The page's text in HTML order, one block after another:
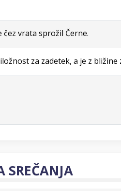
vrata sprožil Černe.
za zadetek, a je z bližine
SREČANJA